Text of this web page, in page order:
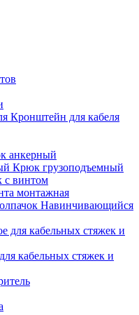
Кронштейн для кабеля
анкерный
Крюк грузоподъемный
винтом
монтажная
Навинчивающийся
кабельных стяжек и